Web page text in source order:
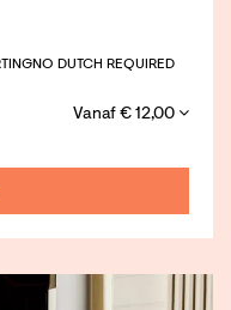
NO DUTCH REQUIRED
Vanaf € 12,00